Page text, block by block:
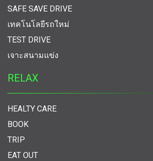
SAFE SAVE DRIVE
เทคโนโลยีรถใหม่
TEST DRIVE
เจาะสนามแข่ง
RELAX
HEALTY CARE
BOOK
TRIP
EAT OUT